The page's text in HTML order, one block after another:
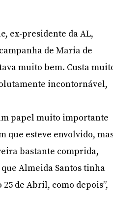
ex-presidente da AL,
de Maria de
muito bem. Custa
incontornável,
papel muito importante
que esteve envolvido,
bastante comprida,
Almeida Santos tinha
de Abril, como depois”,